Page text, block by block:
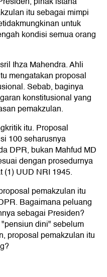
itu sebagai mimpi
untuk
kondisi semua orang
Ihza Mahendra. Ahli
mengatakan proposal
Sebab, baginya
konstitusional yang
pemakzulan.
itu. Proposal
100 seharusnya
DPR, bukan Mahfud MD
dengan prosedurnya
(1) UUD NRI 1945.
pemakzulan itu
Bagaimana peluang
sebagai Presiden?
dini" sebelum
proposal pemakzulan itu